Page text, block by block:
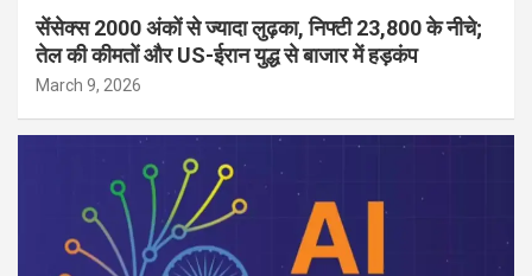
सेंसेक्स 2000 अंकों से ज्यादा लुढ़का, निफ्टी 23,800 के नीचे;
तेल की कीमतों और US-ईरान युद्ध से बाजार में हड़कंप
March 9, 2026